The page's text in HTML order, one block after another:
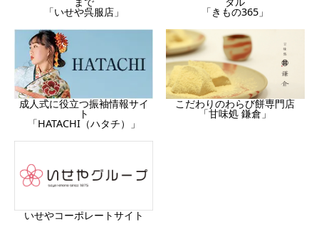
「いせや呉服店」 「きもの365」
成人式に役立つ振袖情報サイ
ト
「HATACHI（ハタチ）」
こだわりのわらび餅専門店
「甘味処 鎌倉」
いせやコーポレートサイト